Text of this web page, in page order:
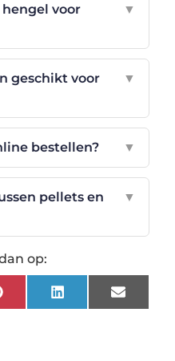
voor
▼
geschikt voor
▼
bestellen? ▼
pellets en
▼
op:
PinterestLinkedInEmail